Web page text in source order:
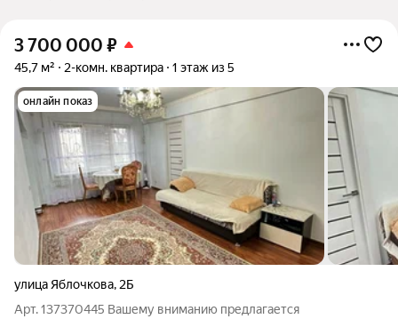
3 700 000 ₽
45,7 м² 2-комн. квартира 1 этаж из 5
онлайн показ
улица Яблочкова, 2Б
Арт. 137370445 Вашему вниманию предлагается